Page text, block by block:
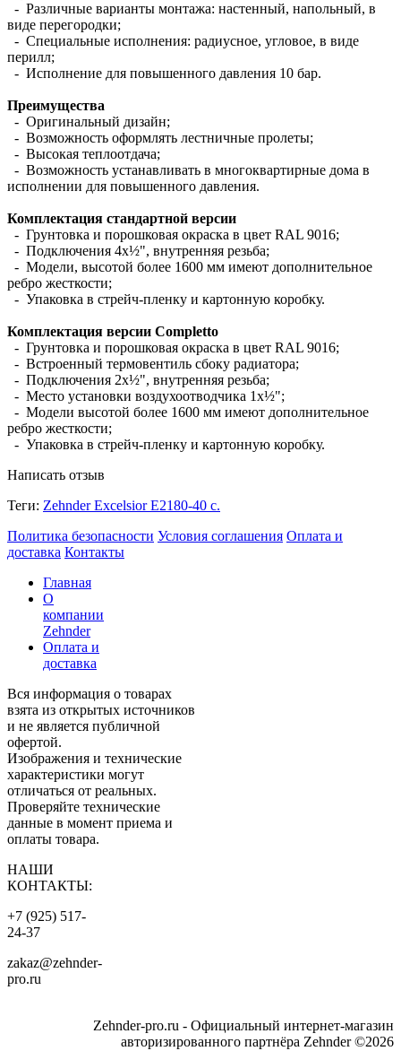
- Различные варианты монтажа: настенный, напольный, в
виде перегородки;
- Специальные исполнения: радиусное, угловое, в виде
перилл;
- Исполнение для повышенного давления 10 бар.
Преимущества
- Оригинальный дизайн;
- Возможность оформлять лестничные пролеты;
- Высокая теплоотдача;
- Возможность устанавливать в многоквартирные дома в
исполнении для повышенного давления.
Комплектация стандартной версии
- Грунтовка и порошковая окраска в цвет RAL 9016;
- Подключения 4х½", внутренняя резьба;
- Модели, высотой более 1600 мм имеют дополнительное
ребро жесткости;
- Упаковка в стрейч-пленку и картонную коробку.
Комплектация версии Completto
- Грунтовка и порошковая окраска в цвет RAL 9016;
- Встроенный термовентиль сбоку радиатора;
- Подключения 2х½", внутренняя резьба;
- Место установки воздухоотводчика 1х½";
- Модели высотой более 1600 мм имеют дополнительное
ребро жесткости;
- Упаковка в стрейч-пленку и картонную коробку.
Написать отзыв
Теги: Zehnder Excelsior E2180-40 с.
Политика безопасности Условия соглашения Оплата и
доставка Контакты
Главная
О
компании
Zehnder
Оплата и
доставка
Вся информация о товарах
взята из открытых источников
и не является публичной
офертой.
Изображения и технические
характеристики могут
отличаться от реальных.
Проверяйте технические
данные в момент приема и
оплаты товара.
НАШИ
КОНТАКТЫ:
+7 (925) 517-
24-37
zakaz@zehnder-
pro.ru
Zehnder-pro.ru - Официальный интернет-магазин
авторизированного партнёра Zehnder ©2026